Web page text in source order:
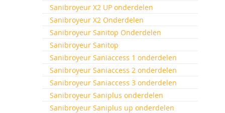
Sanibroyeur X2 UP onderdelen
Sanibroyeur X2 Onderdelen
Sanibroyeur Sanitop Onderdelen
Sanibroyeur Sanitop
Sanibroyeur Saniaccess 1 onderdelen
Sanibroyeur Saniaccess 2 onderdelen
Sanibroyeur Saniaccess 3 onderdelen
Sanibroyeur Saniplus onderdelen
Sanibroyeur Saniplus up onderdelen